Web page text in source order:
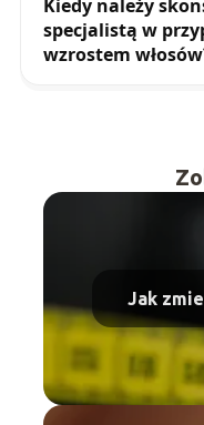
Kiedy należy
specjalistą w
wzrostem
Jak